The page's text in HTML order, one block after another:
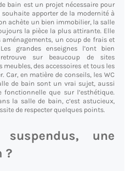
bain est un projet nécessaire pour
apporter de la modernité à
achète un bien immobilier, la salle
la pièce la plus attirante. Elle
aménagements, un coup de frais et
grandes enseignes l’ont bien
sur beaucoup de sites
meubles, des accessoires et tous les
Car, en matière de conseils, les WC
de bain sont un vrai sujet, aussi
que sur l’esthétique.
la salle de bain, c’est astucieux,
de respecter quelques points.
une
?